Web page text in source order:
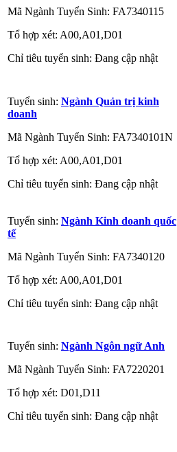
Mã Ngành Tuyển Sinh: FA7340115
Tổ hợp xét: A00,A01,D01
Chỉ tiêu tuyển sinh: Đang cập nhật
Tuyển sinh: Ngành Quản trị kinh
doanh
Mã Ngành Tuyển Sinh: FA7340101N
Tổ hợp xét: A00,A01,D01
Chỉ tiêu tuyển sinh: Đang cập nhật
Tuyển sinh: Ngành Kinh doanh quốc
tế
Mã Ngành Tuyển Sinh: FA7340120
Tổ hợp xét: A00,A01,D01
Chỉ tiêu tuyển sinh: Đang cập nhật
Tuyển sinh: Ngành Ngôn ngữ Anh
Mã Ngành Tuyển Sinh: FA7220201
Tổ hợp xét: D01,D11
Chỉ tiêu tuyển sinh: Đang cập nhật